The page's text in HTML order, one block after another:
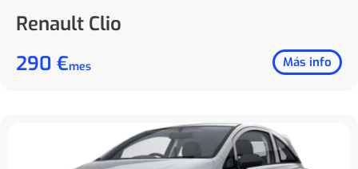
Renault Clio
290 €mes Más info